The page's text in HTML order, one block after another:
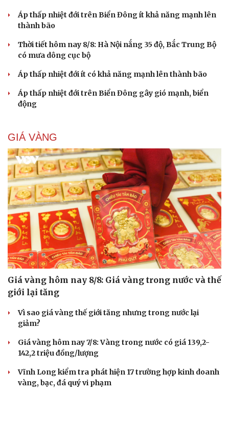
Áp thấp nhiệt đới trên Biển Đông ít khả năng mạnh lên
thành bão
Thời tiết hôm nay 8/8: Hà Nội nắng 35 độ, Bắc Trung Bộ
có mưa dông cục bộ
Áp thấp nhiệt đới ít có khả năng mạnh lên thành bão
Áp thấp nhiệt đới trên Biển Đông gây gió mạnh, biển
động
GIÁ VÀNG
Giá vàng hôm nay 8/8: Giá vàng trong nước và thế
giới lại tăng
Vì sao giá vàng thế giới tăng nhưng trong nước lại
giảm?
Giá vàng hôm nay 7/8: Vàng trong nước có giá 139,2-
142,2 triệu đồng/lượng
Vĩnh Long kiểm tra phát hiện 17 trường hợp kinh doanh
vàng, bạc, đá quý vi phạm